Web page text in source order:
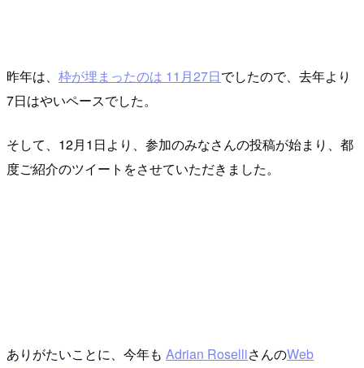
昨年は、 枠が埋まったのは 11月27日でしたので、去年より
7日はやいペースでした。
そして、12月1日より、参加のみなさんの投稿が始まり、都
度ご紹介のツイートをさせていただきました。
ありがたいことに、今年も Adrian RoselliさんのWeb